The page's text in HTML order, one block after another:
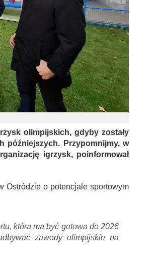
olimpijskich, gdyby zostały
późniejszych. Przypomnijmy, w
igrzysk, poinformował
Ostródzie o potencjale sportowym
która ma być gotowa do 2026
zawody olimpijskie na